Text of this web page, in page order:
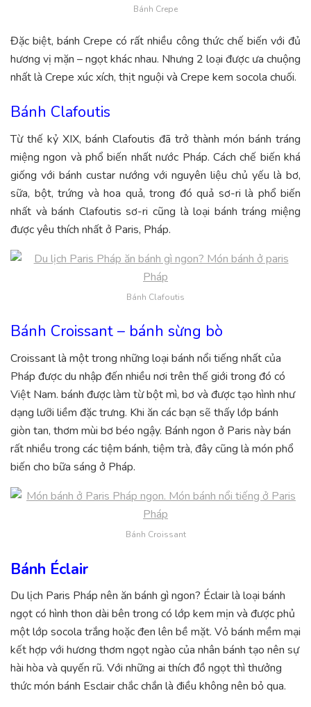
Bánh Crepe
Đặc biệt, bánh Crepe có rất nhiều công thức chế biến với đủ
hương vị mặn – ngọt khác nhau. Nhưng 2 loại được ưa chuộng
nhất là Crepe xúc xích, thịt nguội và Crepe kem socola chuối.
Bánh Clafoutis
Từ thế kỷ XIX, bánh Clafoutis đã trở thành món bánh tráng
miệng ngon và phổ biến nhất nước Pháp. Cách chế biến khá
giống với bánh custar nướng với nguyên liệu chủ yếu là bơ,
sữa, bột, trứng và hoa quả, trong đó quả sơ-ri là phổ biến
nhất và bánh Clafoutis sơ-ri cũng là loại bánh tráng miệng
được yêu thích nhất ở Paris, Pháp.
Bánh Clafoutis
Bánh Croissant – bánh sừng bò
Croissant là một trong những loại bánh nổi tiếng nhất của
Pháp được du nhập đến nhiều nơi trên thế giới trong đó có
Việt Nam. bánh được làm từ bột mì, bơ và được tạo hình như
dạng lưỡi liềm đặc trưng. Khi ăn các bạn sẽ thấy lớp bánh
giòn tan, thơm mùi bơ béo ngậy. Bánh ngon ở Paris này bán
rất nhiều trong các tiệm bánh, tiệm trà, đây cũng là món phổ
biến cho bữa sáng ở Pháp.
Bánh Croissant
Bánh Éclair
Du lịch Paris Pháp nên ăn bánh gì ngon? Éclair là loại bánh
ngọt có hình thon dài bên trong có lớp kem mịn và được phủ
một lớp socola trắng hoặc đen lên bề mặt. Vỏ bánh mềm mại
kết hợp với hương thơm ngọt ngào của nhân bánh tạo nên sự
hài hòa và quyến rũ. Với những ai thích đồ ngọt thì thưởng
thức món bánh Esclair chắc chắn là điều không nên bỏ qua.